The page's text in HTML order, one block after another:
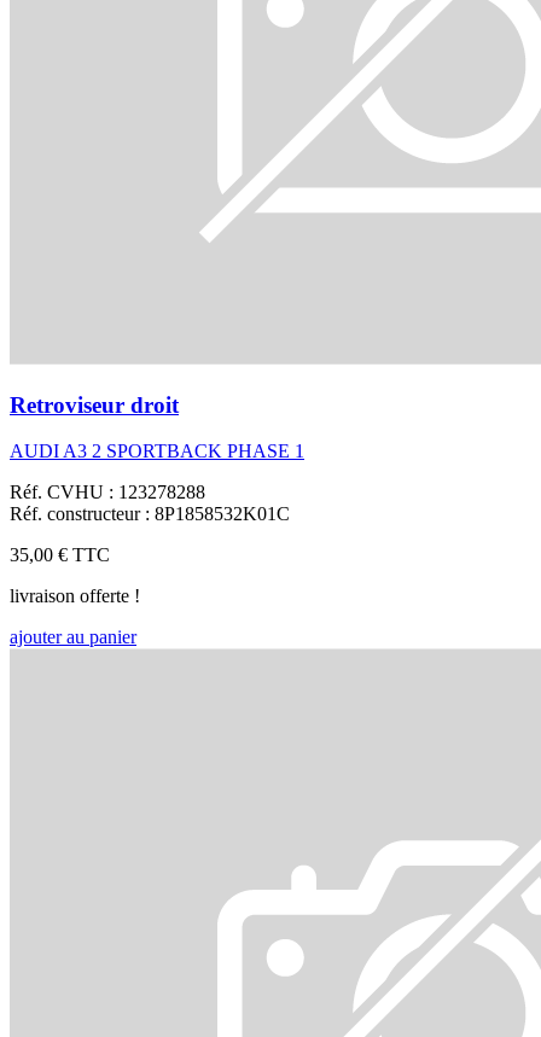
Retroviseur droit
AUDI A3 2 SPORTBACK PHASE 1
Réf. CVHU : 123278288
Réf. constructeur : 8P1858532K01C
35,00 € TTC
livraison offerte !
ajouter au panier